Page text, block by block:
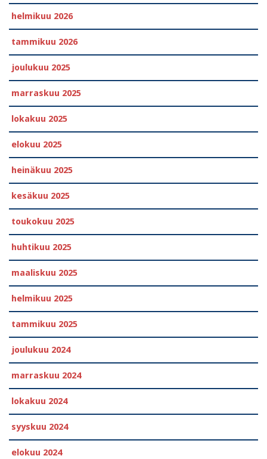
helmikuu 2026
tammikuu 2026
joulukuu 2025
marraskuu 2025
lokakuu 2025
elokuu 2025
heinäkuu 2025
kesäkuu 2025
toukokuu 2025
huhtikuu 2025
maaliskuu 2025
helmikuu 2025
tammikuu 2025
joulukuu 2024
marraskuu 2024
lokakuu 2024
syyskuu 2024
elokuu 2024